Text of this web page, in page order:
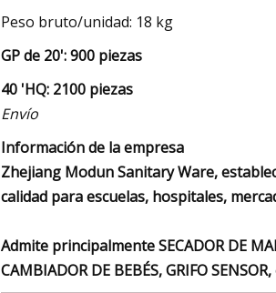
Peso bruto/unidad: 18 kg
GP de 20': 900 piezas
40 'HQ: 2100 piezas
Envío
Información de la empresa
Zhejiang Modun Sanitary Ware,
calidad para escuelas, hospitales,
Admite principalmente SECADOR DE
CAMBIADOR DE BEBÉS, GRIFO SENSOR,